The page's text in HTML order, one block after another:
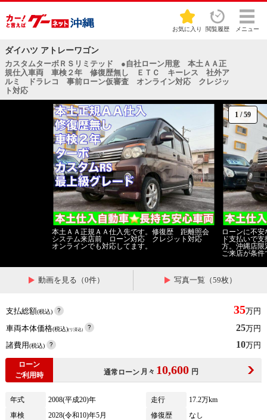
お気に入り 閲覧履歴 メニュー
ダイハツ アトレーワゴン
カスタムターボＲＳリミテッド ●自社ローン用意 本土ＡＡ正
規仕入車両 車検２年 修復歴無し ＥＴＣ キーレス 社外ア
ルミ ドラレコ 事前ローン仮審査 オンライン対応 クレジッ
ト対応
1 /59
本土ＡＡ正規ＡＡ仕入先です。修復歴 距離照会
システム来店前 ローン対応 クレジット対応
オンラインでも対応してます。
ローンに不
ド支払いで
方。沖縄店限
ご来店が条件
動画を見る（0件） 写真一覧（59枚）
支払総額(税込) 35万円
車両本体価格(税込)(リ済込) 25万円
諸費用(税込) 10万円
ローン
ご利用時
通常ローン 月々 10,600 円
年式 2008(平成20)年 走行
17.2万km
車検
2028(令和10)年5月 修復歴
なし